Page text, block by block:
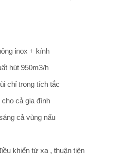
inox + kính
hút 950m3/h
chỉ trong tích tắc
cả gia đình
cả vùng nấu
khiển từ xa , thuận tiện